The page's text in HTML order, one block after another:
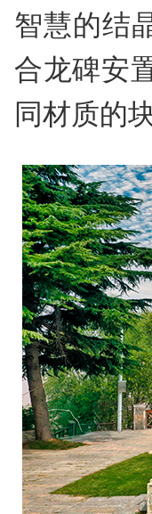
智慧的结
合龙碑安
同材质的